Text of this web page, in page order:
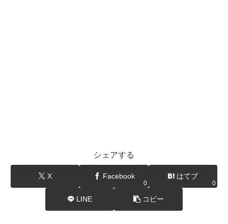
シェアする
X Facebook
0
はてブ
0
LINE コピー